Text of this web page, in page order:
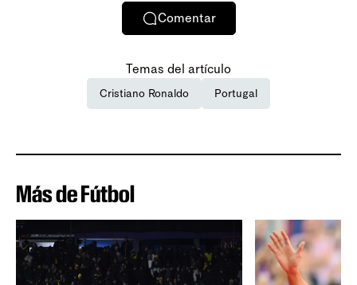
Comentar
Temas del artículo
Cristiano Ronaldo Portugal
Más de Fútbol